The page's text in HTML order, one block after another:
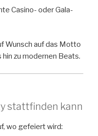
Casino- oder Gala-
Wunsch auf das Motto
zu modernen Beats.
stattfinden kann
wo gefeiert wird: